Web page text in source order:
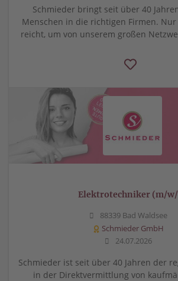
Schmieder bringt seit über 40
Menschen in die richtigen Firmen.
reicht, um von unserem großen
Elektrotechniker (m/
88339 Bad Waldsee
Schmieder GmbH
24.07.2026
Schmieder ist seit über 40 Jahren der
in der Direktvermittlung von